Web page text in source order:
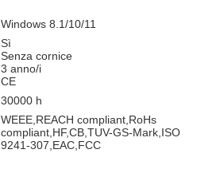
Windows 8.1/10/11
Sì
Senza cornice
3 anno/i
CE
30000 h
WEEE,REACH compliant,RoHs
compliant,HF,CB,TUV-GS-Mark,ISO
9241-307,EAC,FCC